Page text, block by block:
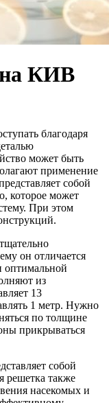
КИВ
благодаря
может быть
применение
собой
которое может
При этом
он отличается
оптимальной
из
13
1 метр. Нужно
по толщине
прикрываться
собой
решетка также
насекомых и